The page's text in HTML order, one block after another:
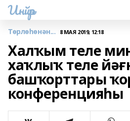
Инйәр
Төрлөһөнән... 8 МАЯ 2019, 12:18
Халҡым теле
хаҡлыҡ теле
башҡорттары
конференцияһы